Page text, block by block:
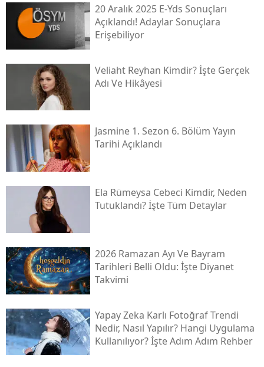
20 Aralık 2025 E-Yds Sonuçları
Açıklandı! Adaylar Sonuçlara
Erişebiliyor
Veliaht Reyhan Kimdir? İşte Gerçek
Adı Ve Hikâyesi
Jasmine 1. Sezon 6. Bölüm Yayın
Tarihi Açıklandı
Ela Rümeysa Cebeci Kimdir, Neden
Tutuklandı? İşte Tüm Detaylar
2026 Ramazan Ayı Ve Bayram
Tarihleri Belli Oldu: İşte Diyanet
Takvimi
Yapay Zeka Karlı Fotoğraf Trendi
Nedir, Nasıl Yapılır? Hangi Uygulama
Kullanılıyor? İşte Adım Adım Rehber